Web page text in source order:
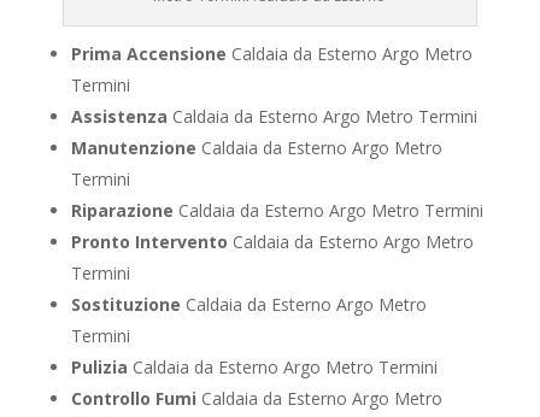
Prima Accensione Caldaia da Esterno Argo Metro
Termini
Assistenza Caldaia da Esterno Argo Metro Termini
Manutenzione Caldaia da Esterno Argo Metro
Termini
Riparazione Caldaia da Esterno Argo Metro Termini
Pronto Intervento Caldaia da Esterno Argo Metro
Termini
Sostituzione Caldaia da Esterno Argo Metro
Termini
Pulizia Caldaia da Esterno Argo Metro Termini
Controllo Fumi Caldaia da Esterno Argo Metro